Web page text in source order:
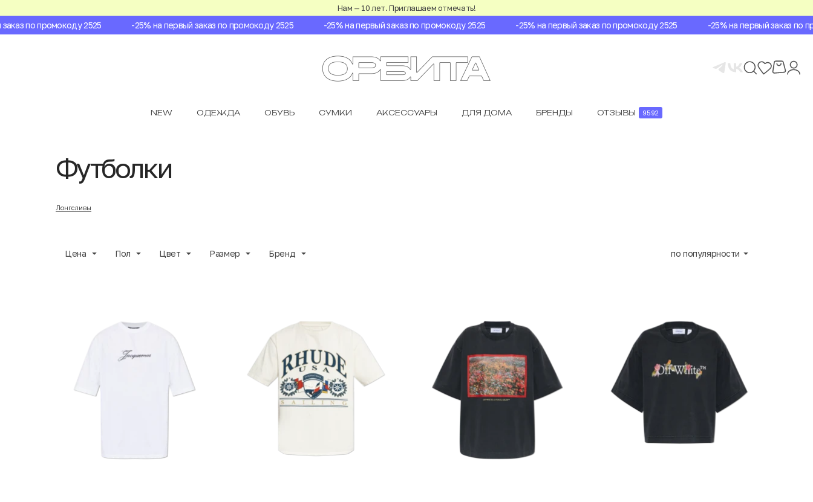
Нам — 10 лет. Приглашаем отмечать!
по промокоду 2525 -25% на первый заказ по промокоду 2525 -25% на первый заказ по промокоду 2525 -25% на первый заказ по промокоду 2525 -25% на первый заказ по
NEW ОДЕЖДА ОБУВЬ СУМКИ АКСЕССУАРЫ ДЛЯ ДОМА БРЕНДЫ ОТЗЫВЫ 9592
Футболки
Лонгсливы
Цена Пол Цвет Размер Бренд по популярности